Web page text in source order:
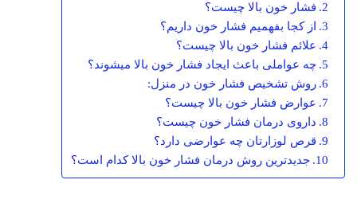
فشار خون بالا چیست؟
از کجا بفهمیم فشار خون داریم؟
علائم فشار خون بالا چیست؟
چه عواملی باعث ایجاد فشار خون بالا میشوند؟
روش تشخیص فشار خون در منزل:
عوارض فشار خون بالا چیست؟
داروی درمان فشار خون چیست؟
قرص لوزارتان چه عوارضی دارد؟
جدیدترین روش درمان فشار خون بالا کدام است؟